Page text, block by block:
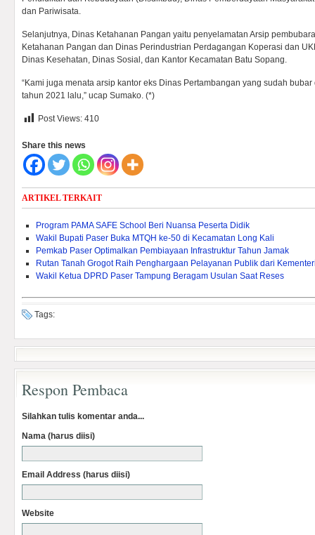
dan Pariwisata.
Selanjutnya, Dinas Ketahanan Pangan yaitu penyelamatan Arsip
Ketahanan Pangan dan Dinas Perindustrian Perdagangan Koperasi dan
Dinas Kesehatan, Dinas Sosial, dan Kantor Kecamatan Batu Sopang.
“Kami juga menata arsip kantor eks Dinas Pertambangan yang sudah
tahun 2021 lalu,” ucap Sumako. (*)
Post Views: 410
Share this news
ARTIKEL TERKAIT
Program PAMA SAFE School Beri Nuansa Peserta Didik
Wakil Bupati Paser Buka MTQH ke-50 di Kecamatan Long Kali
Pemkab Paser Optimalkan Pembiayaan Infrastruktur Tahun Jamak
Rutan Tanah Grogot Raih Penghargaan Pelayanan Publik dari
Wakil Ketua DPRD Paser Tampung Beragam Usulan Saat Reses
Tags:
Respon Pembaca
Silahkan tulis komentar anda...
Nama (harus diisi)
Email Address (harus diisi)
Website